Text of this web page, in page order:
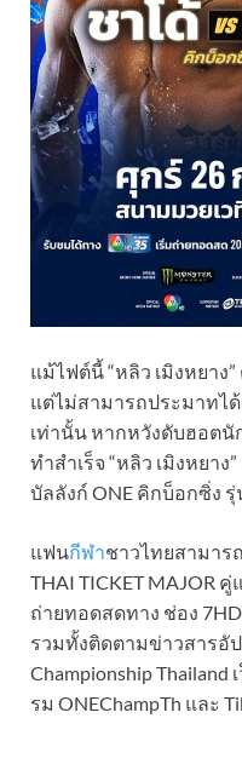
แม้ไฟต์นี้ “หลิว เมิงหยาง
แต่ไม่สามารถประมาทได้
เท่านั้น หากหวังดับฮอตนั
ทำสำเร็จ “หลิว เมิงหยา
บัลลังก์ ONE คิกบ็อกซิ่ง
แฟนกีฬาชาวไทยสามาร
THAI TICKET MAJOR
ถ่ายทอดสดทาง ช่อง 7HD
รวมทั้งติดตามข่าวสารอั
Championship Thailand
รม ONEChampTh และ